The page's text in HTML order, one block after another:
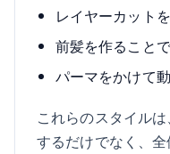
レイヤーカット
前髪を作ること
パーマをかけて
これらのスタイル
するだけでなく、